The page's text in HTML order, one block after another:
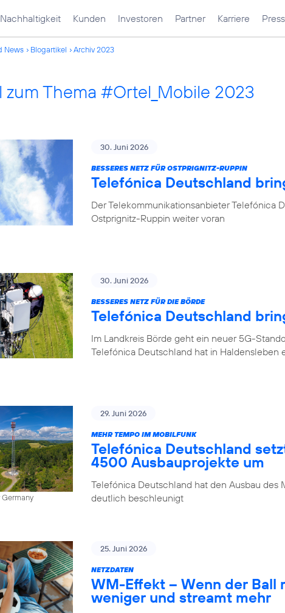
Nachhaltigkeit Kunden Investoren Partner Karriere
News Blogartikel Archiv 2023
zum Thema #Ortel_Mobile 2023
30. Juni 2026
BESSERES NETZ FÜR OSTPRIGNITZ-RUPPIN
Telefónica Deutschland
Der Telekommunikationsanbieter Telefónica
Ostprignitz-Ruppin weiter voran
30. Juni 2026
BESSERES NETZ FÜR DIE BÖRDE
Telefónica Deutschland
Im Landkreis Börde geht ein neuer 5G-
Telefónica Deutschland hat in
Germany
29. Juni 2026
MEHR TEMPO IM MOBILFUNK
Telefónica Deutschland
4500 Ausbauprojekte um
Telefónica Deutschland hat den Ausbau des
deutlich beschleunigt
25. Juni 2026
NETZDATEN
WM-Effekt – Wenn der
weniger und streamt mehr